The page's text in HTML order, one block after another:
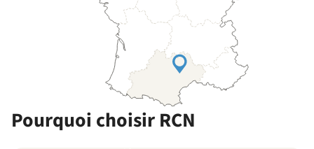
Pourquoi choisir RCN